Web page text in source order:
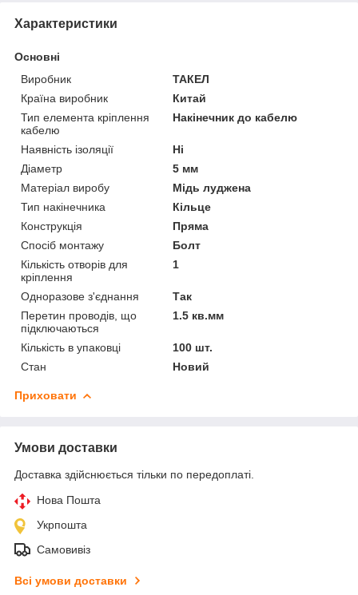
Характеристики
Основні
Виробник
ТАКЕЛ
Країна виробник
Китай
Тип елемента кріплення
кабелю
Накінечник до кабелю
Наявність ізоляції
Ні
Діаметр
5 мм
Матеріал виробу
Мідь луджена
Тип накінечника
Кільце
Конструкція
Пряма
Спосіб монтажу
Болт
Кількість отворів для
кріплення
1
Одноразове з'єднання
Так
Перетин проводів, що
підключаються
1.5 кв.мм
Кількість в упаковці
100 шт.
Стан
Новий
Приховати
Умови доставки
Доставка здійснюється тільки по передоплаті.
Нова Пошта
Укрпошта
Самовивіз
Всі умови доставки